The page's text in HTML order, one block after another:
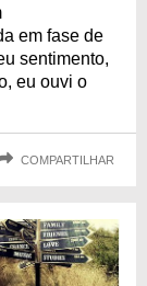
em fase de
sentimento,
eu ouvi o
COMPARTILHAR